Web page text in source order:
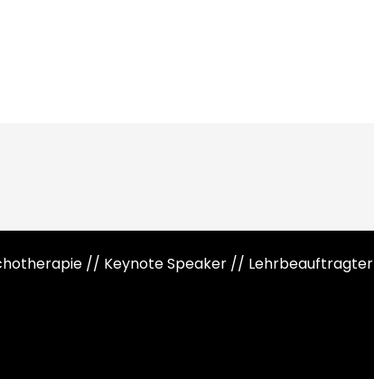
// Keynote Speaker // Lehrbeauftragter